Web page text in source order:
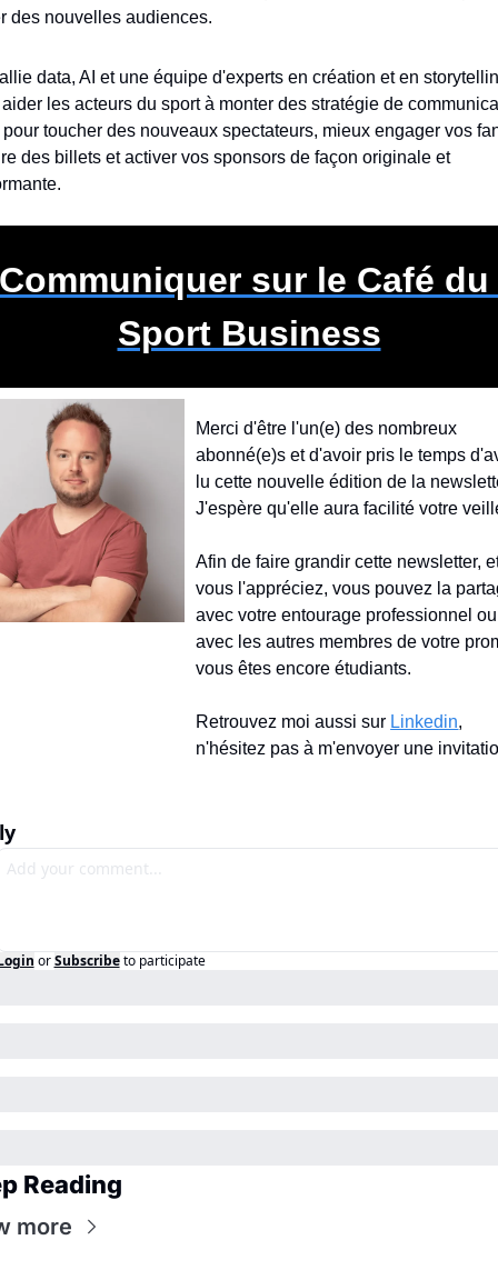
des nouvelles audiences.
data, AI et une équipe d'experts en création et en
les acteurs du sport à monter des stratégie de
pour toucher des nouveaux spectateurs, mieux engager vos
des billets et activer vos sponsors de façon originale et
Communiquer sur le Café du
Sport Business
Merci d'être l'un(e) des nombreux
abonné(e)s et d'avoir pris le temps
lu cette nouvelle édition de la
J'espère qu'elle aura facilité votre
Afin de faire grandir cette newsletter,
vous l'appréciez, vous pouvez la
avec votre entourage professionnel ou
avec les autres membres de votre
vous êtes encore étudiants.
Retrouvez moi aussi sur Linkedin,
n'hésitez pas à m'envoyer une
or Subscribe to participate
Reading
more